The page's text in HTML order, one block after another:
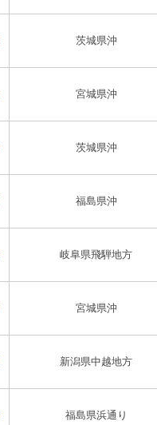
茨城県沖
宮城県沖
茨城県沖
福島県沖
岐阜県飛騨地方
宮城県沖
新潟県中越地方
福島県浜通り